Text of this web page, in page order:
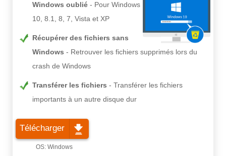
Windows oublié
Pour Windows
10, 8.1, 8, 7, Vista et XP
Récupérer des fichiers sans
Windows
Retrouver les fichiers supprimés lors du
crash de Windows
Transférer les fichiers
Transférer les fichiers
importants à un autre disque dur
Télécharger